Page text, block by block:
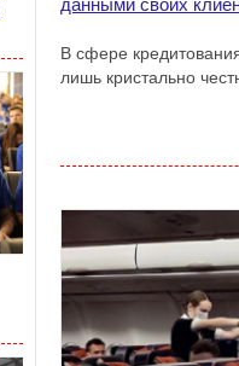
данными своих
В сфере
лишь кристально